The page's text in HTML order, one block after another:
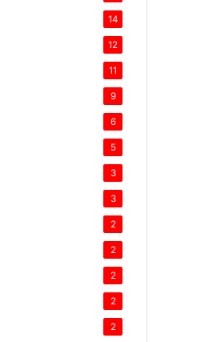
14
12
11
9
6
5
3
3
2
2
2
2
2